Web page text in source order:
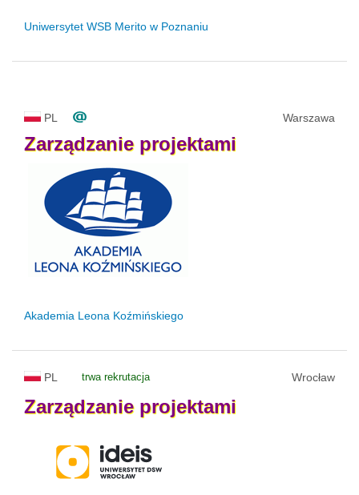
Uniwersytet WSB Merito w Poznaniu
PL Warszawa
Zarządzanie projektami
Akademia Leona Koźmińskiego
PL trwa rekrutacja Wrocław
Zarządzanie projektami